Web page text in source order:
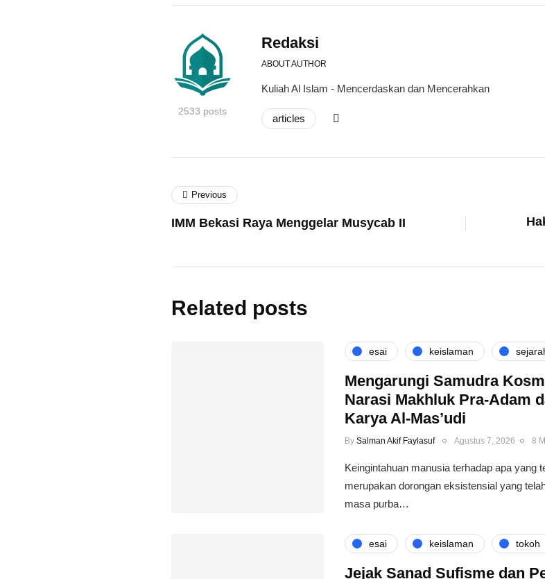
2533 posts
Redaksi
ABOUT AUTHOR
Kuliah Al Islam - Mencerdaskan dan Mencerahkan
articles
Previous
IMM Bekasi Raya Menggelar Musycab II
Related posts
esai keislaman
Mengarungi Samudra
Narasi Makhluk Pra-Adam
Karya Al-Mas’udi
By Salman Akif Faylasuf Agustus 7, 2026 8
Keingintahuan manusia terhadap apa yang
merupakan dorongan eksistensial yang
masa purba…
esai keislaman tokoh
Jejak Sanad Sufisme dan